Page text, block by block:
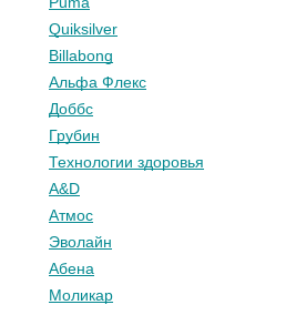
Quiksilver
Billabong
Альфа Флекс
Доббс
Грубин
Технологии здоровья
A&D
Атмос
Эволайн
Абена
Моликар